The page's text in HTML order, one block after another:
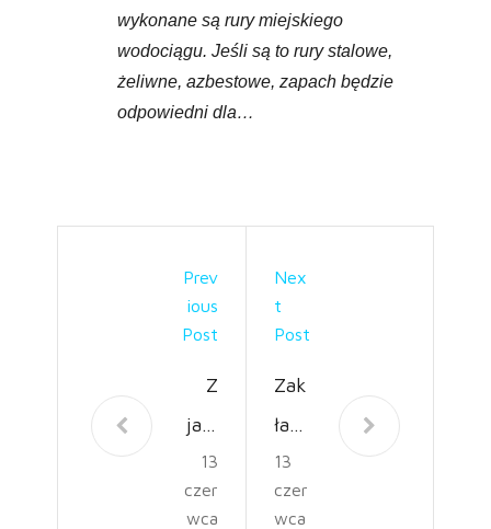
wykonane są rury miejskiego
wodociągu. Jeśli są to rury stalowe,
żeliwne, azbestowe, zapach będzie
odpowiedni dla…
Prev
Ious
Post
Z
jaki
ego
mat
13
czer
wca
Nex
T
Post
Zak
ład
pog
rze
13
czer
wca